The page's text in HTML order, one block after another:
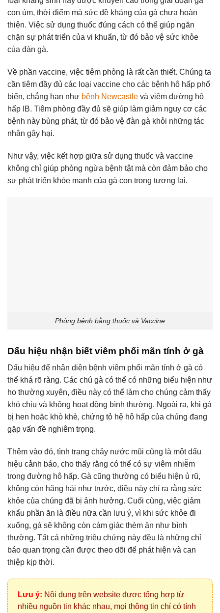
con úm, thời điểm mà sức đề kháng của gà chưa hoàn
thiện. Việc sử dụng thuốc đúng cách có thể giúp ngăn
chặn sự phát triển của vi khuẩn, từ đó bảo vệ sức khỏe
của đàn gà.
Về phần vaccine, việc tiêm phòng là rất cần thiết. Chúng ta
cần tiêm đầy đủ các loại vaccine cho các bệnh hô hấp phổ
biến, chẳng hạn như bệnh Newcastle và viêm đường hô
hấp IB. Tiêm phòng đầy đủ sẽ giúp làm giảm nguy cơ các
bệnh này bùng phát, từ đó bảo vệ đàn gà khỏi những tác
nhân gây hại.
Như vậy, việc kết hợp giữa sử dụng thuốc và vaccine
không chỉ giúp phòng ngừa bệnh tật mà còn đảm bảo cho
sự phát triển khỏe mạnh của gà con trong tương lai.
Phòng bệnh bằng thuốc và Vaccine
Dấu hiệu nhận biết viêm phổi mãn tính ở gà
Dấu hiệu để nhận diện bệnh viêm phổi mãn tính ở gà có
thể khá rõ ràng. Các chú gà có thể có những biểu hiện như
ho thường xuyên, điều này có thể làm cho chúng cảm thấy
khó chịu và không hoạt động bình thường. Ngoài ra, khi gà
bị hen hoặc khò khè, chứng tỏ hệ hô hấp của chúng đang
gặp vấn đề nghiêm trọng.
Thêm vào đó, tình trạng chảy nước mũi cũng là một dấu
hiệu cảnh báo, cho thấy rằng có thể có sự viêm nhiễm
trong đường hô hấp. Gà cũng thường có biểu hiện ủ rũ,
không còn hăng hái như trước, điều này chỉ ra rằng sức
khỏe của chúng đã bị ảnh hưởng. Cuối cùng, việc giảm
khẩu phần ăn là điều nữa cần lưu ý, vì khi sức khỏe đi
xuống, gà sẽ không còn cảm giác thèm ăn như bình
thường. Tất cả những triệu chứng này đều là những chỉ
báo quan trọng cần được theo dõi để phát hiện và can
thiệp kịp thời.
Lưu ý: Nội dung trên website được tổng hợp từ
nhiều nguồn tin khác nhau, mọi thông tin chỉ có tính